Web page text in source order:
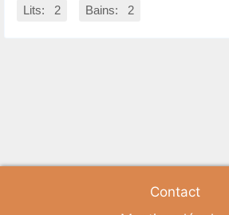
Lits: 2 Bains: 2
Contact